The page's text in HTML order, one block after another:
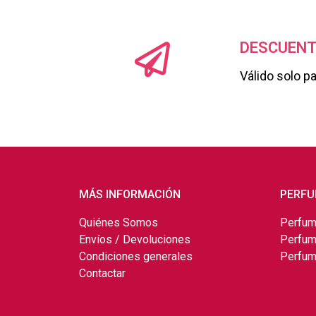
Válido solo
MÁS INFORMACIÓN
Quiénes Somos
Envíos / Devoluciones
Condiciones generales
Contactar